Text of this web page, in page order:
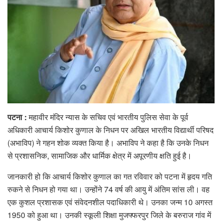
पटना :महावीर मंदिर न्यास के सचिव एवं भारतीय पुलिस सेवा के पूर्व
अधिकारी आचार्य किशोर कुणाल के निधन पर अखिल भारतीय विद्यार्थी परिषद
(अभाविप) ने गहन शोक व्यक्त किया है। अभाविप ने कहा है कि उनके निधन
से प्रशासनिक, सामाजिक और धार्मिक क्षेत्र में अपूरणीय क्षति हुई है।
जानकारी हो कि आचार्य किशोर कुणाल का गत रविवार को पटना में हृदय गति
रुकने से निधन हो गया था। उन्होंने 74 वर्ष की आयु में अंतिम सांस ली। वह
एक कुशल प्रशासक एवं संवेदनशील पदाधिकारी थे। उनका जन्म 10 अगस्त
1950 को हुआ था। उनकी स्कूली शिक्षा मुजफ्फरपुर जिले के बरुराज गांव में